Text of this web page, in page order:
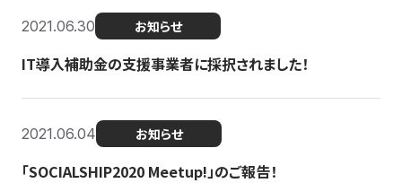
2021.06.30 お知らせ
IT導入補助金の支援事業者に採択されました！
2021.06.04 お知らせ
「SOCIALSHIP2020 Meetup!」のご報告！